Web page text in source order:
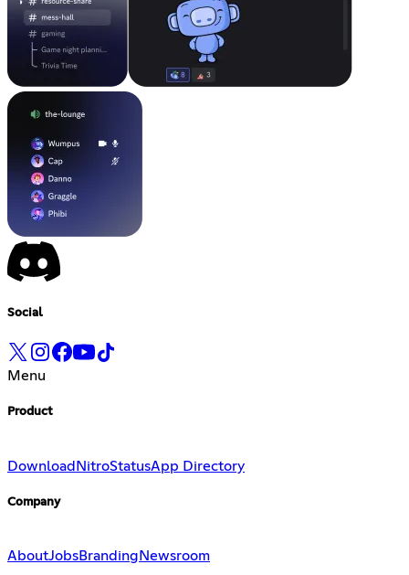
Social
Menu
Product
DownloadNitroStatusApp Directory
Company
AboutJobsBranding Newsroom